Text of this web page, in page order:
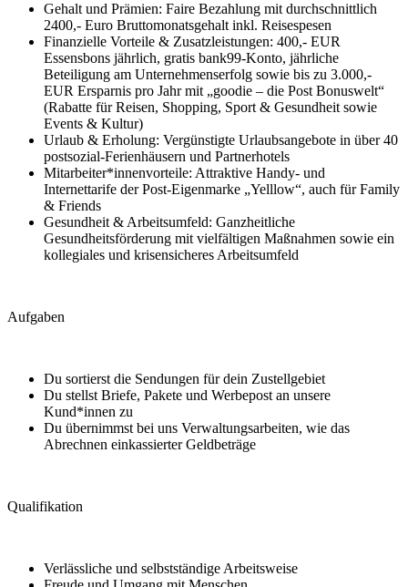
Gehalt und Prämien: Faire Bezahlung mit durchschnittlich
2400,- Euro Bruttomonatsgehalt inkl. Reisespesen
Finanzielle Vorteile & Zusatzleistungen: 400,- EUR
Essensbons jährlich, gratis bank99‑Konto, jährliche
Beteiligung am Unternehmenserfolg sowie bis zu 3.000,-
EUR Ersparnis pro Jahr mit „goodie – die Post Bonuswelt“
(Rabatte für Reisen, Shopping, Sport & Gesundheit sowie
Events & Kultur)
Urlaub & Erholung: Vergünstigte Urlaubsangebote in über 40
postsozial‑Ferienhäusern und Partnerhotels
Mitarbeiter*innenvorteile: Attraktive Handy‑ und
Internettarife der Post‑Eigenmarke „Yelllow“, auch für Family
& Friends
Gesundheit & Arbeitsumfeld: Ganzheitliche
Gesundheitsförderung mit vielfältigen Maßnahmen sowie ein
kollegiales und krisensicheres Arbeitsumfeld
Aufgaben
Du sortierst die Sendungen für dein Zustellgebiet
Du stellst Briefe, Pakete und Werbepost an unsere
Kund*innen zu
Du übernimmst bei uns Verwaltungsarbeiten, wie das
Abrechnen einkassierter Geldbeträge
Qualifikation
Verlässliche und selbstständige Arbeitsweise